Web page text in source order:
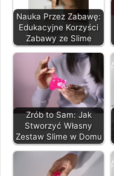
Nauka Przez Zabawę:
Edukacyjne Korzyści
Zabawy ze Slime
Zrób to Sam: Jak
Stworzyć Własny
Zestaw Slime w Domu